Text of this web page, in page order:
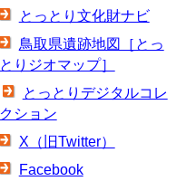
とっとり文化財ナビ
鳥取県遺跡地図［とっ
とりジオマップ］
とっとりデジタルコレ
クション
X（旧Twitter）
Facebook